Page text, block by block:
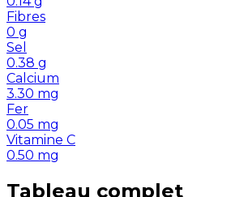
Fibres
0 g
Sel
0.38 g
Calcium
3.30 mg
Fer
0.05 mg
Vitamine C
0.50 mg
Tableau complet